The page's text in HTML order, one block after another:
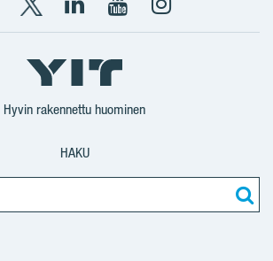
X
YIT
Suomi
YIT
Corporation
YIT
Corporation
Instagram
Hyvin rakennettu huominen
HAKU